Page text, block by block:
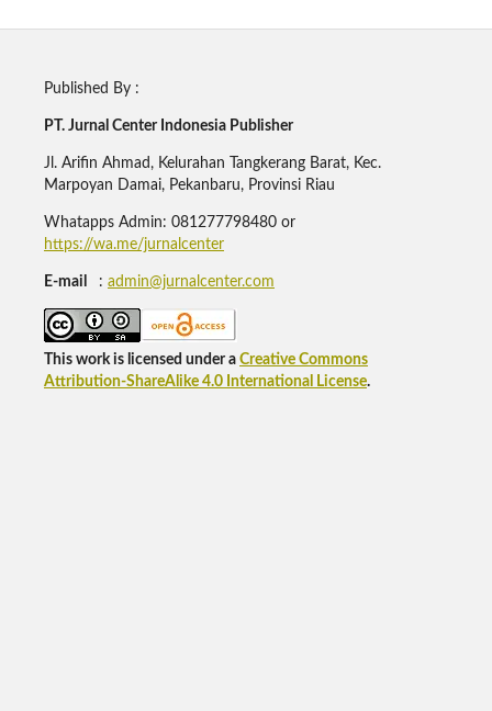
Published By :
PT. Jurnal Center Indonesia Publisher
Jl. Arifin Ahmad, Kelurahan Tangkerang Barat, Kec.
Marpoyan Damai, Pekanbaru, Provinsi Riau
Whatapps Admin: 081277798480 or
https://wa.me/jurnalcenter
E-mail : admin@jurnalcenter.com
This work is licensed under a Creative Commons
Attribution-ShareAlike 4.0 International License.